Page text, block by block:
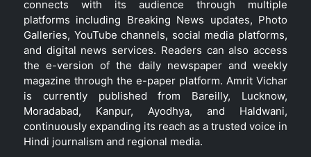
connects with its audience through multiple
platforms including Breaking News updates, Photo
Galleries, YouTube channels, social media platforms,
and digital news services. Readers can also access
the e-version of the daily newspaper and weekly
magazine through the e-paper platform. Amrit Vichar
is currently published from Bareilly, Lucknow,
Moradabad, Kanpur, Ayodhya, and Haldwani,
continuously expanding its reach as a trusted voice in
Hindi journalism and regional media.